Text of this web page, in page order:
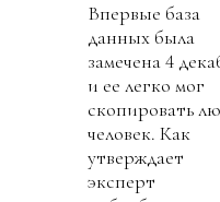
Впервые база
данных была
замечена 4
и ее легко мог
скопировать
человек. Как
утверждает
эксперт